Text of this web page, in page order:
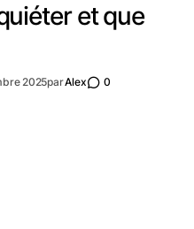
et que
2025parAlex 0